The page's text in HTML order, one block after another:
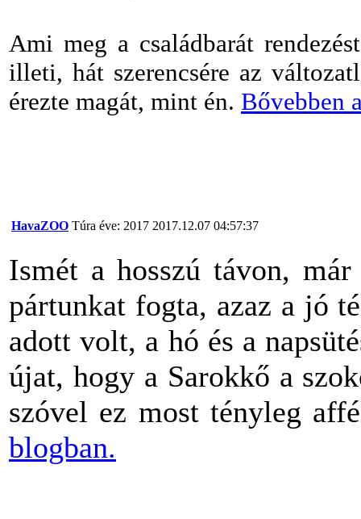
Ami meg a családbarát
illeti, hát szerencsére az
érezte magát, mint én. Bővebben
HavaZOO Túra éve: 2017 2017.12.07 04:57:37
Ismét a hosszú távon,
pártunkat fogta, azaz a jó
adott volt, a hó és a
újat, hogy a Sarokkő a
szóvel ez most tényleg
blogban.